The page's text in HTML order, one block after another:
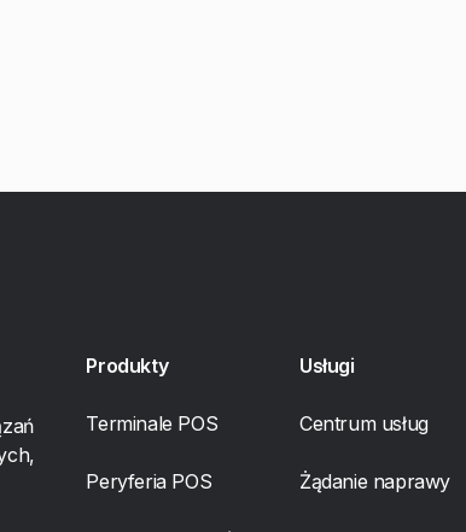
Produkty
Terminale POS
Peryferia POS
Usługi
Centrum usług
Żądanie naprawy